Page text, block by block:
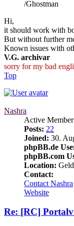
/Ghostman
Hi,
it should work with
But without further
Known issues with
V.G. archivar
sorry for my bad
Top
Nashra
Active Member
Posts: 22
Joined: 30.
phpBB.de
phpBB.com
Location:
Contact:
Contact Nashra
Website
Re: [RC]